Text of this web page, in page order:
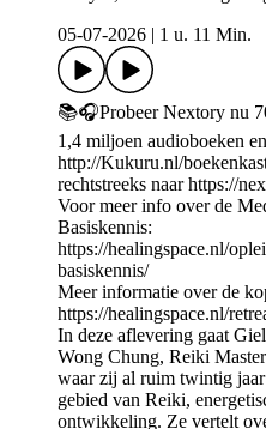
05-07-2026
1 u. 11 Min.
📚🎧Probeer Nextory nu
1,4 miljoen audioboeken
http://Kukuru.nl/
rechtstreeks naar https://
Voor meer info over de
Basiskennis:
https://healingspace.nl/
basiskennis/
Meer informatie over de
https://healingspace.nl/
In deze aflevering gaat
Wong Chung, Reiki
waar zij al ruim twintig
gebied van Reiki,
ontwikkeling. Ze vertelt